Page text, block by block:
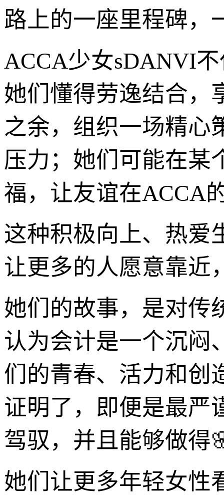
路上的一座里程碑，
ACCA少女sDANVI
她们懂得劳逸结合，
之余，组织一场精心
压力；她们可能在某
福，让友谊在ACCA
这种积极向上、热爱
让更多的人愿意靠近
她们的故事，是对传
认为会计是一个沉闷
们的青春、活力和创
证明了，即便是最严
驾驭，并且能够做得
她们让更多年轻女性